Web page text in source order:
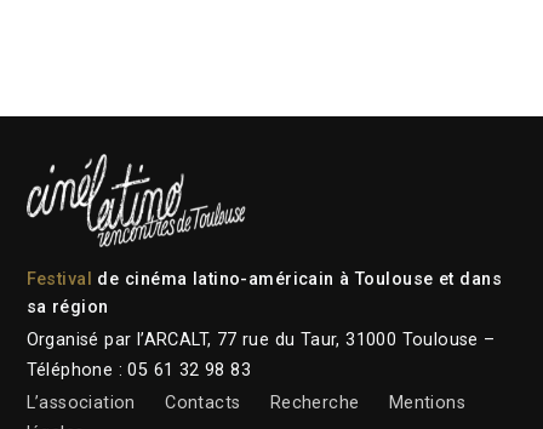
Festival
de cinéma latino-américain à Toulouse et dans
sa région
Organisé par l’ARCALT, 77 rue du Taur, 31000 Toulouse –
Téléphone : 05 61 32 98 83
L’association
Contacts Recherche
Mentions